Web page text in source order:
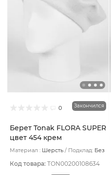
0 Закончился
Берет Tonak FLORA SUPER
цвет 454 крем
Материал : Шерсть Подклад: Без
Код товара: TON00200108634